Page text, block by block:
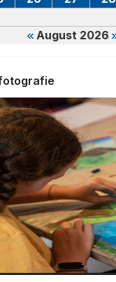
August 2026